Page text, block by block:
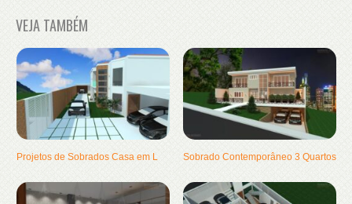
VEJA TAMBÉM
Projetos de Sobrados Casa em L Sobrado Contemporâneo 3 Quartos